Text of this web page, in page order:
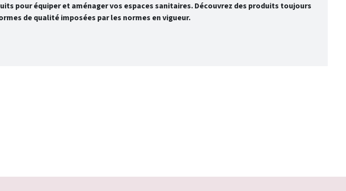
pour équiper et aménager vos espaces sanitaires. Découvrez des produits toujours
de qualité imposées par les normes en vigueur.